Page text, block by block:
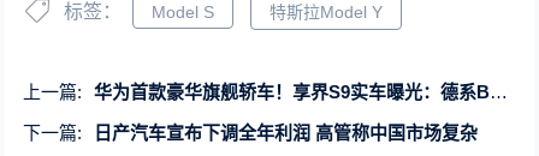
标签： Model S 特斯拉Model Y
上一篇:
华为首款豪华旗舰轿车！享界S9实车曝光：德系BBA强敌
下一篇:
日产汽车宣布下调全年利润 高管称中国市场复杂